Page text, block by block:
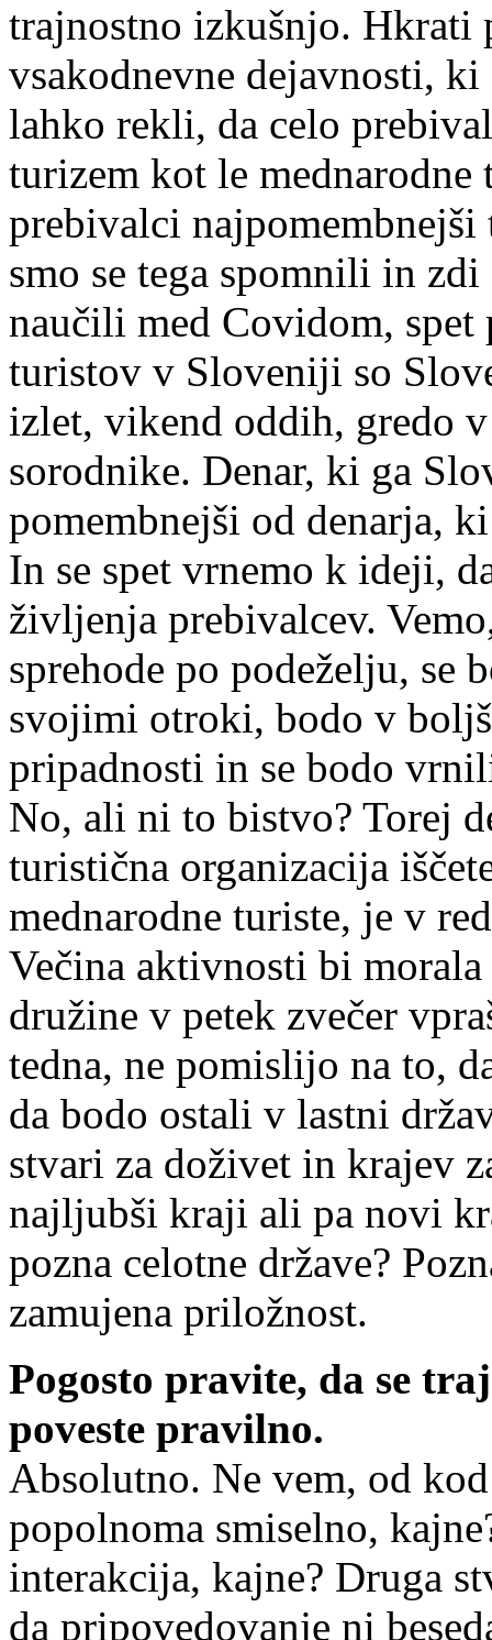
trajnostno izkušnjo. Hkrati
vsakodnevne dejavnosti,
lahko rekli, da celo
turizem kot le mednarodne
prebivalci
smo se tega spomnili in zdi
naučili med Covidom,
turistov v Sloveniji so
izlet, vikend oddih, gredo
sorodnike. Denar, ki ga
pomembnejši od denarja,
In se spet vrnemo k ideji,
življenja prebivalcev.
sprehode po podeželju, se
svojimi otroki, bodo v
pripadnosti in se bodo
No, ali ni to bistvo? Torej
turistična organizacija
mednarodne turiste, je v
Večina aktivnosti bi
družine v petek zvečer
tedna, ne pomislijo na to,
da bodo ostali v lastni
stvari za doživet in krajev
najljubši kraji ali pa novi
pozna celotne države?
zamujena priložnost.
Pogosto pravite, da se
poveste pravilno.
Absolutno. Ne vem, od
popolnoma smiselno,
interakcija, kajne? Druga
da pripovedovanje ni